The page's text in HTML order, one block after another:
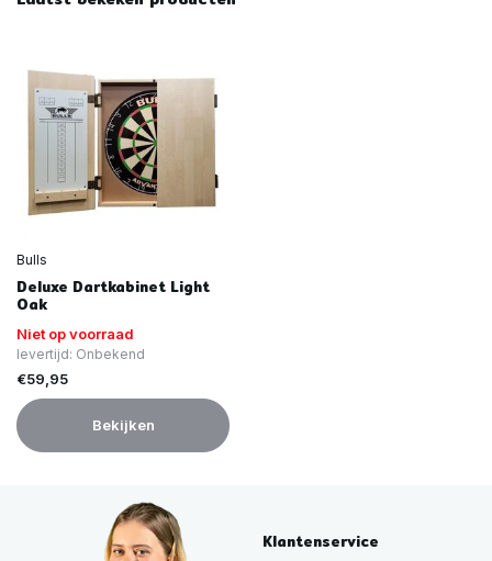
Bulls
Deluxe Dartkabinet Light
Oak
Niet op voorraad
levertijd: Onbekend
€59,95
Bekijken
Klantenservice